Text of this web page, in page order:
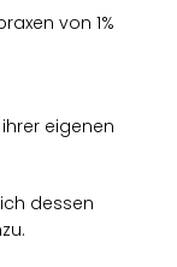
von 1%
eigenen
dessen